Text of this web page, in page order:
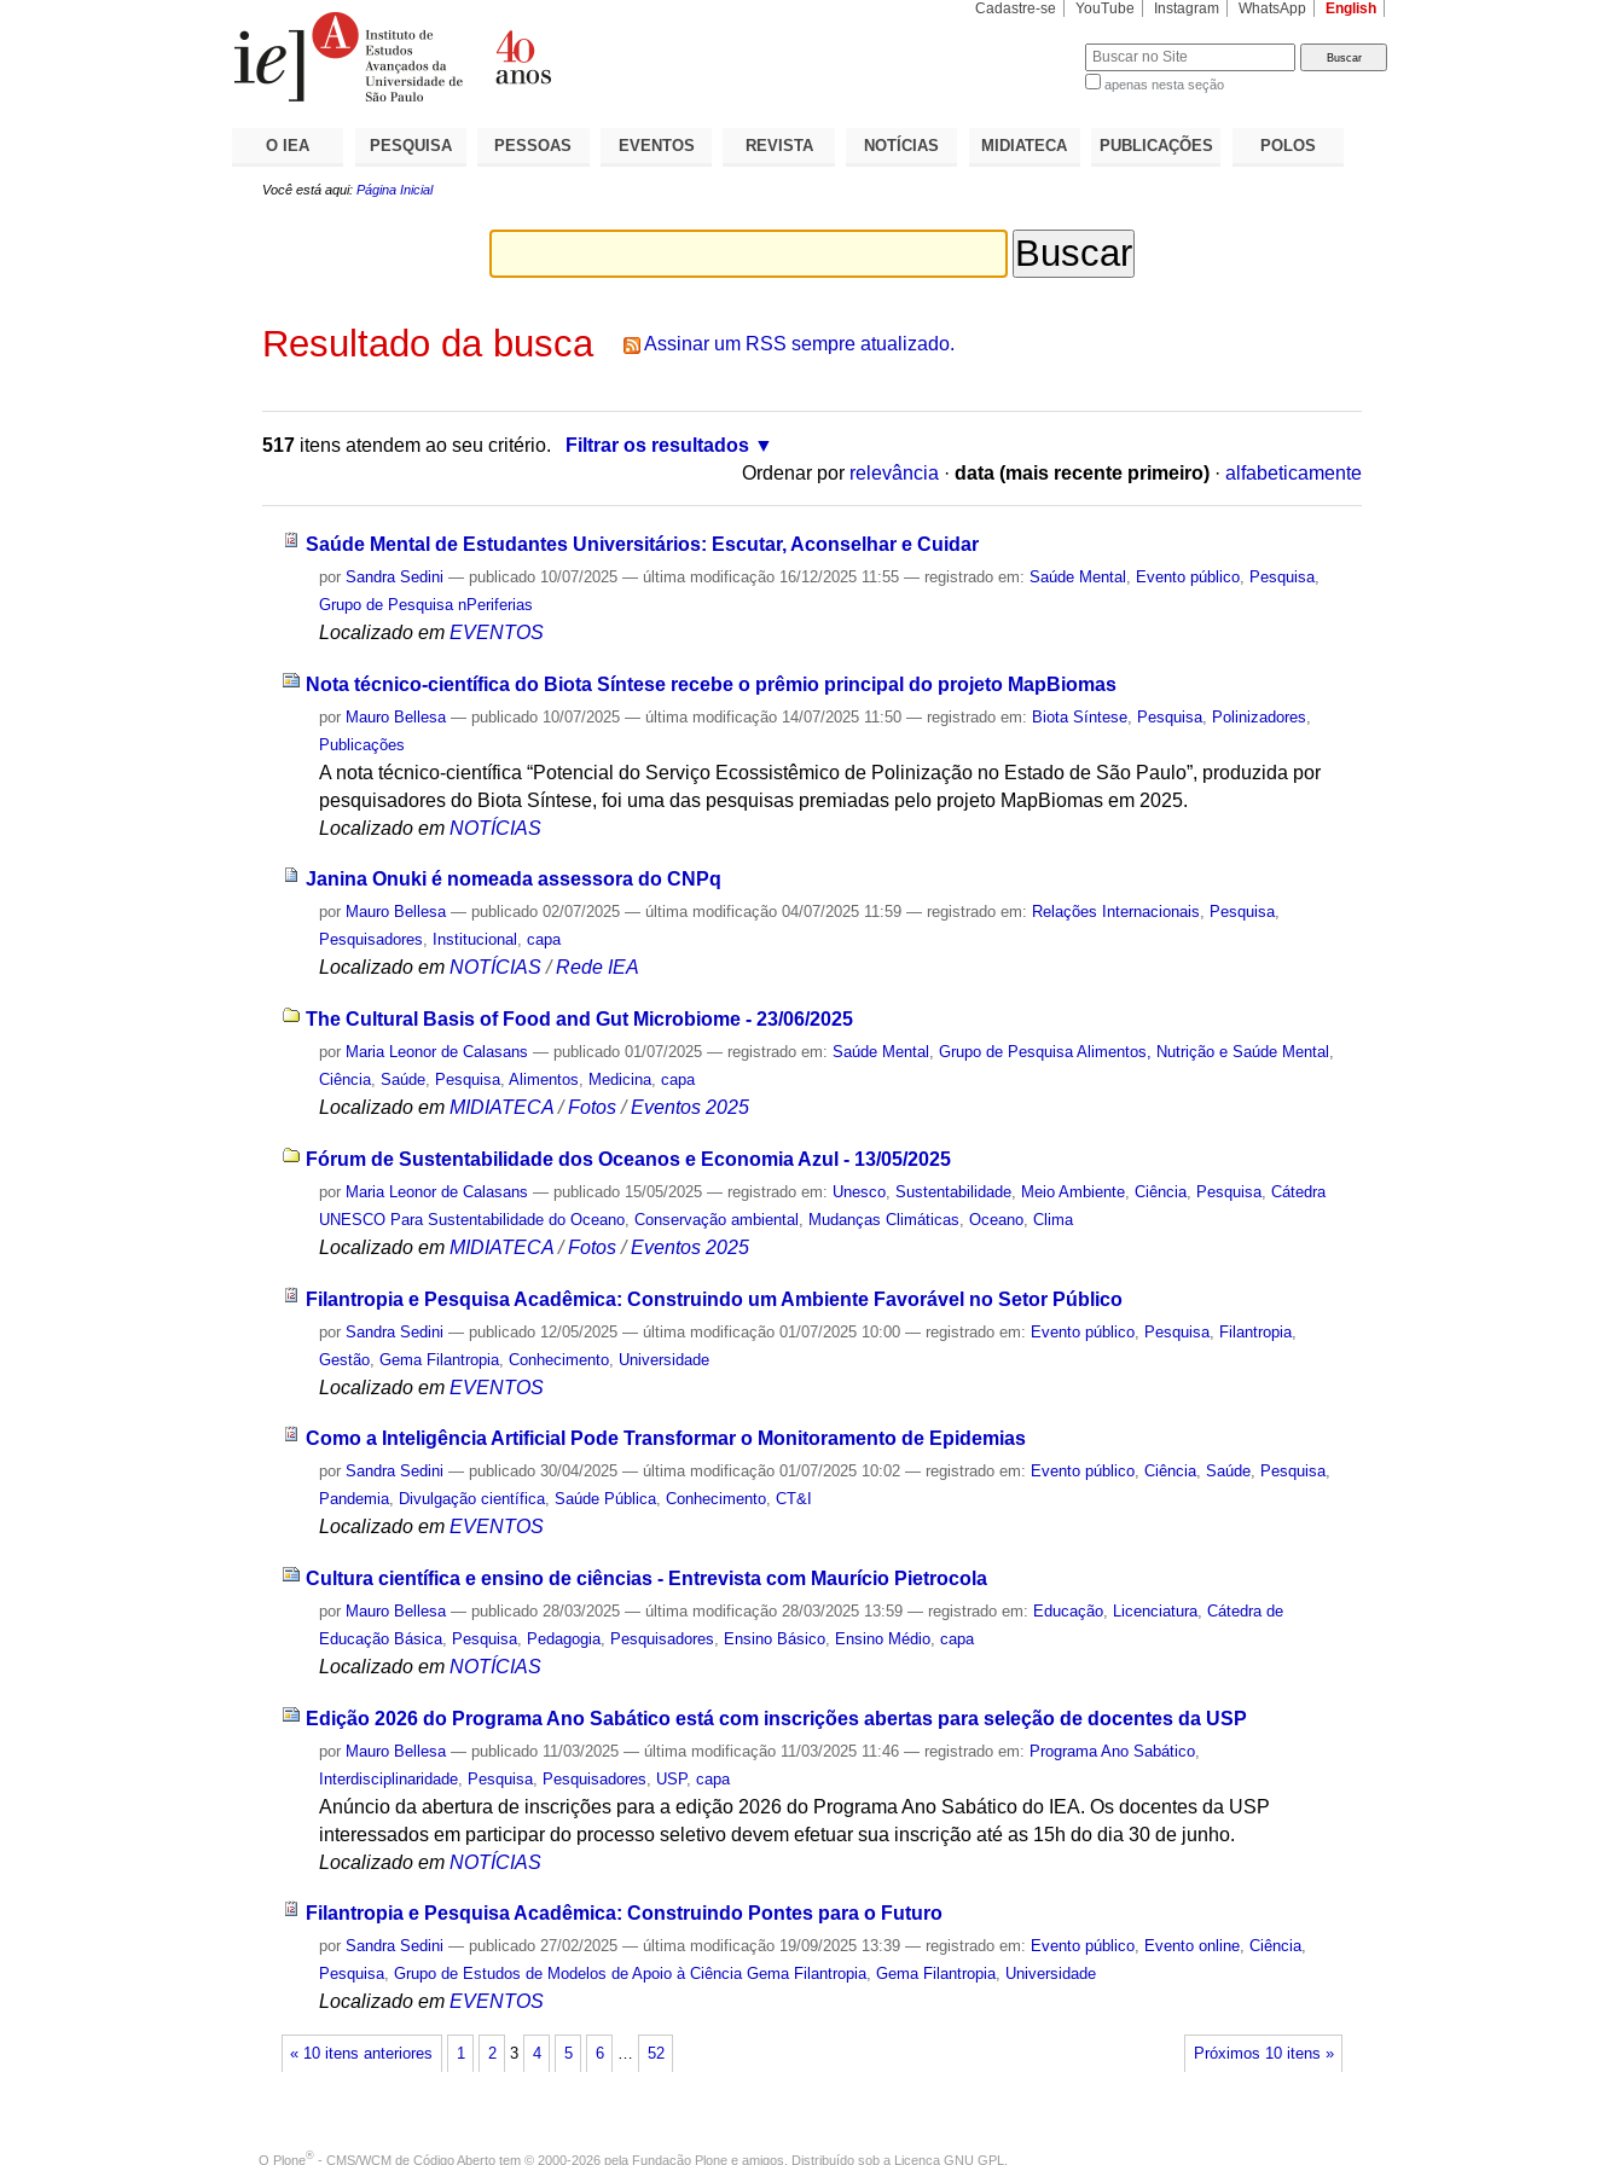
Cadastre-se YouTube Instagram WhatsApp English
apenas nesta seção
O IEA PESQUISA PESSOAS EVENTOS REVISTA NOTÍCIAS MIDIATECA PUBLICAÇÕES POLOS
Você está aqui: Página Inicial
Resultado da busca Assinar um RSS sempre atualizado.
517 itens atendem ao seu critério.
Filtrar os resultados
Ordenar por relevância · data (mais recente primeiro) · alfabeticamente
Saúde Mental de Estudantes Universitários: Escutar, Aconselhar e Cuidar
porSandra Sedini — publicado 10/07/2025— última modificação 16/12/2025 11:55— registrado em:Saúde Mental Evento público Pesquisa
Grupo de Pesquisa nPeriferias
Localizado em EVENTOS
Nota técnico-científica do Biota Síntese recebe o prêmio principal do projeto MapBiomas
por Mauro Bellesa — publicado 10/07/2025— última modificação 14/07/2025 11:50— registrado em: Biota Síntese Pesquisa Polinizadores
Publicações
A nota técnico-científica “Potencial do Serviço Ecossistêmico de Polinização no Estado de São Paulo”, produzida por
pesquisadores do Biota Síntese, foi uma das pesquisas premiadas pelo projeto MapBiomas em 2025.
Localizado em NOTÍCIAS
Janina Onuki é nomeada assessora do CNPq
por Mauro Bellesa — publicado 02/07/2025— última modificação 04/07/2025 11:59— registrado em: Relações Internacionais, Pesquisa,
Pesquisadores, Institucional ,capa
Localizado em NOTÍCIAS /Rede IEA
The Cultural Basis of Food and Gut Microbiome - 23/06/2025
por Maria Leonor de Calasans — publicado 01/07/2025— registrado em:Saúde Mental ,Grupo de Pesquisa Alimentos, Nutrição e Saúde Mental ,
Ciência,Saúde, Pesquisa,Alimentos, Medicina,capa
Localizado em MIDIATECA /Fotos /Eventos 2025
Fórum de Sustentabilidade dos Oceanos e Economia Azul - 13/05/2025
por Maria Leonor de Calasans — publicado 15/05/2025— registrado em: Unesco ,Sustentabilidade Meio Ambiente ,Ciência Pesquisa ,Cátedra
UNESCO Para Sustentabilidade do Oceano ,Conservação ambiental Mudanças Climáticas ,Oceano ,Clima
Localizado em MIDIATECA /Fotos /Eventos 2025
Filantropia e Pesquisa Acadêmica: Construindo um Ambiente Favorável no Setor Público
porSandra Sedini — publicado 12/05/2025— última modificação 01/07/2025 10:00— registrado em: Evento público Pesquisa Filantropia
Gestão ,Gema Filantropia ,Conhecimento Universidade
Localizado em EVENTOS
Como a Inteligência Artificial Pode Transformar o Monitoramento de Epidemias
porSandra Sedini — publicado 30/04/2025— última modificação 01/07/2025 10:02— registrado em: Evento público,Ciência,Saúde, Pesquisa,
Pandemia, Divulgação científica,Saúde Pública,Conhecimento,CT&I
Localizado em EVENTOS
Cultura científica e ensino de ciências - Entrevista com Maurício Pietrocola
por Mauro Bellesa — publicado 28/03/2025— última modificação 28/03/2025 13:59— registrado em: Educação Licenciatura ,Cátedra de
Educação Básica
Pesquisa Pedagogia Pesquisadores Ensino Básico Ensino Médio ,capa
Localizado em NOTÍCIAS
Edição 2026 do Programa Ano Sabático está com inscrições abertas para seleção de docentes da USP
por Mauro Bellesa — publicado 11/03/2025— última modificação 11/03/2025 11:46— registrado em: Programa Ano Sabático
Interdisciplinaridade Pesquisa Pesquisadores USP,capa
Anúncio da abertura de inscrições para a edição 2026 do Programa Ano Sabático do IEA. Os docentes da USP
interessados em participar do processo seletivo devem efetuar sua inscrição até as 15h do dia 30 de junho.
Localizado em NOTÍCIAS
Filantropia e Pesquisa Acadêmica: Construindo Pontes para o Futuro
porSandra Sedini — publicado 27/02/2025— última modificação 19/09/2025 13:39— registrado em: Evento público, Evento online,Ciência,
Pesquisa,Grupo de Estudos de Modelos de Apoio à Ciência Gema Filantropia,Gema Filantropia, Universidade
Localizado em EVENTOS
« 10 itens anteriores Próximos 10 itens »
1 2 3 4 5 6 52
O Plone® - CMS/WCM de Código Aberto tem © 2000-2026 pela Fundação Plone e amigos. Distribuído sob a Licença GNU GPL